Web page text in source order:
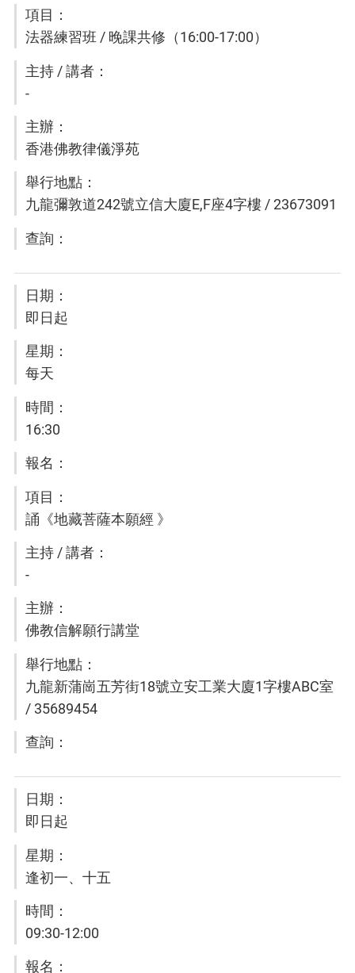
法器練習班 / 晚課共修（16:00-17:00）
-
香港佛教律儀淨苑
九龍彌敦道242號立信大廈E,F座4字樓 / 23673091
即日起
每天
16:30
誦《地藏菩薩本願經 》
-
佛教信解願行講堂
九龍新蒲崗五芳街18號立安工業大廈1字樓ABC室
/ 35689454
即日起
逢初一、十五
09:30-12:00